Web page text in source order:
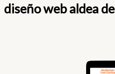
diseño web aldea